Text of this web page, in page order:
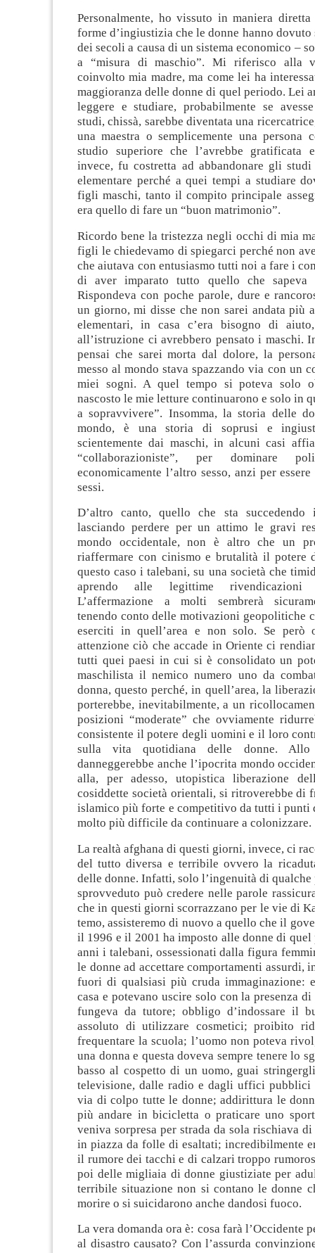
Personalmente, ho vissuto in maniera
forme d’ingiustizia che le donne hanno dovuto
dei secoli a causa di un sistema economico –
a “misura di maschio”. Mi riferisco alla
coinvolto mia madre, ma come lei ha
maggioranza delle donne di quel periodo. Lei
leggere e studiare, probabilmente se
studi, chissà, sarebbe diventata una
una maestra o semplicemente una
studio superiore che l’avrebbe gratificata
invece, fu costretta ad abbandonare gli
elementare perché a quei tempi a studiare
figli maschi, tanto il compito principale
era quello di fare un “buon matrimonio”.
Ricordo bene la tristezza negli occhi di mia
figli le chiedevamo di spiegarci perché non
che aiutava con entusiasmo tutti noi a fare i
di aver imparato tutto quello che sapeva
Rispondeva con poche parole, dure e
un giorno, mi disse che non sarei andata più
elementari, in casa c’era bisogno di
all’istruzione ci avrebbero pensato i maschi.
pensai che sarei morta dal dolore, la
messo al mondo stava spazzando via con un
miei sogni. A quel tempo si poteva solo
nascosto le mie letture continuarono e solo in
a sopravvivere”. Insomma, la storia delle
mondo, è una storia di soprusi e
scientemente dai maschi, in alcuni casi
“collaborazioniste”, per dominare
economicamente l’altro sesso, anzi per
sessi.
D’altro canto, quello che sta succedendo
lasciando perdere per un attimo le gravi
mondo occidentale, non è altro che un
riaffermare con cinismo e brutalità il potere
questo caso i talebani, su una società che
aprendo alle legittime rivendicazioni
L’affermazione a molti sembrerà
tenendo conto delle motivazioni geopolitiche
eserciti in quell’area e non solo. Se però
attenzione ciò che accade in Oriente ci
tutti quei paesi in cui si è consolidato un
maschilista il nemico numero uno da
donna, questo perché, in quell’area, la
porterebbe, inevitabilmente, a un
posizioni “moderate” che ovviamente
consistente il potere degli uomini e il loro
sulla vita quotidiana delle donne. Allo
danneggerebbe anche l’ipocrita mondo
alla, per adesso, utopistica liberazione
cosiddette società orientali, si ritroverebbe di
islamico più forte e competitivo da tutti i punti
molto più difficile da continuare a colonizzare.
La realtà afghana di questi giorni, invece, ci
del tutto diversa e terribile ovvero la
delle donne. Infatti, solo l’ingenuità di
sprovveduto può credere nelle parole
che in questi giorni scorrazzano per le vie di
temo, assisteremo di nuovo a quello che il
il 1996 e il 2001 ha imposto alle donne di quel
anni i talebani, ossessionati dalla figura
le donne ad accettare comportamenti assurdi,
fuori di qualsiasi più cruda immaginazione:
casa e potevano uscire solo con la presenza
fungeva da tutore; obbligo d’indossare il
assoluto di utilizzare cosmetici; proibito
frequentare la scuola; l’uomo non poteva
una donna e questa doveva sempre tenere lo
basso al cospetto di un uomo, guai
televisione, dalle radio e dagli uffici pubblici
via di colpo tutte le donne; addirittura le
più andare in bicicletta o praticare uno
veniva sorpresa per strada da sola rischiava di
in piazza da folle di esaltati; incredibilmente
il rumore dei tacchi e di calzari troppo
poi delle migliaia di donne giustiziate per
terribile situazione non si contano le donne
morire o si suicidarono anche dandosi fuoco.
La vera domanda ora è: cosa farà l’Occidente
al disastro causato? Con l’assurda